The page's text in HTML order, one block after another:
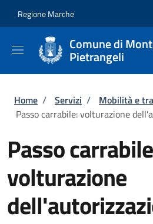
Regione Marche
Comune di
Pietrangeli
Briciole di pane
Home / Servizi / Mobilità e
Passo carrabile: volturazione
Passo
volturazione